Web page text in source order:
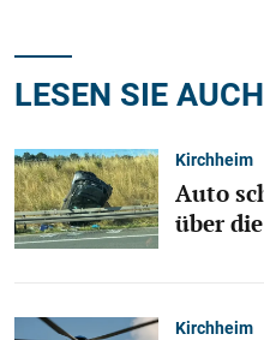
LESEN SIE AUCH
Kirchheim
Auto
über
Kirchheim